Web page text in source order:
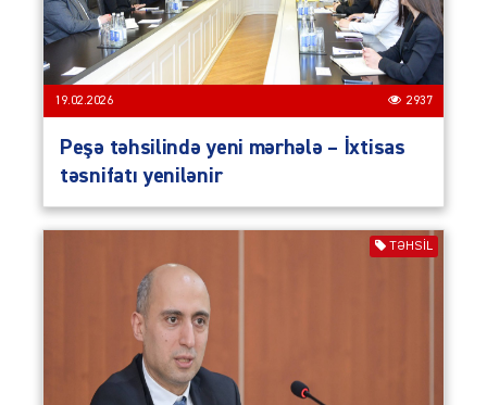
19.02.2026 2937
Peşə təhsilində yeni mərhələ – İxtisas
təsnifatı yenilənir
TƏHSIL